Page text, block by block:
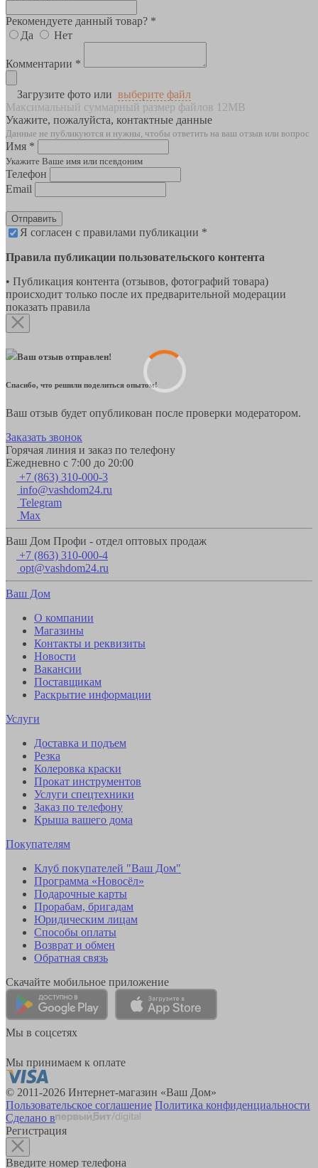
Рекомендуете данный товар? *
Да
Нет
Комментарии *
Загрузите фото или выберите файл
Максимальный суммарный размер файлов 12MB
Укажите, пожалуйста, контактные данные
Данные не публикуются и нужны, чтобы ответить на ваш отзыв или вопрос
Имя *
Укажите Ваше имя или псевдоним
Телефон
Email
Отправить
Я согласен с правилами публикации *
Правила публикации пользовательского контента
• Публикация контента (отзывов, фотографий товара)
происходит только после их предварительной модерации
показать правила
Ваш отзыв отправлен!
Спасибо, что решили поделиться опытом!
Ваш отзыв будет опубликован после проверки модератором.
Заказать звонок
Горячая линия и заказ по телефону
Ежедневно с 7:00 до 20:00
+7 (863) 310-000-3
info@vashdom24.ru
Telegram
Max
Ваш Дом Профи - отдел оптовых продаж
+7 (863) 310-000-4
opt@vashdom24.ru
Ваш Дом
О компании
Магазины
Контакты и реквизиты
Новости
Вакансии
Поставщикам
Раскрытие информации
Услуги
Доставка и подъем
Резка
Колеровка краски
Прокат инструментов
Услуги спецтехники
Заказ по телефону
Крыша вашего дома
Покупателям
Клуб покупателей "Ваш Дом"
Программа «Новосёл»
Подарочные карты
Прорабам, бригадам
Юридическим лицам
Способы оплаты
Возврат и обмен
Обратная связь
Скачайте мобильное приложение
Мы в соцсетях
Мы принимаем к оплате
© 2011-2026 Интернет-магазин «Ваш Дом»
Пользовательское соглашение Политика конфиденциальности
Сделано в
Регистрация
Введите номер телефона